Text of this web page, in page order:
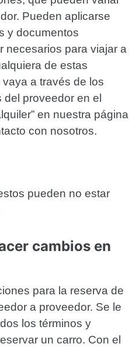
Pueden aplicarse
y documentos
necesarios para viajar a
de estas
a través de los
proveedor en el
en nuestra página
con nosotros.
pueden no estar
cambios en
para la reserva de
a proveedor. Se le
los términos y
un carro. Con el